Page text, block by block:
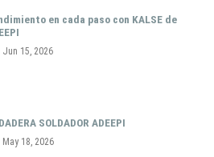
en cada paso con KALSE de
Jun 15, 2026
SOLDADOR ADEEPI
May 18, 2026